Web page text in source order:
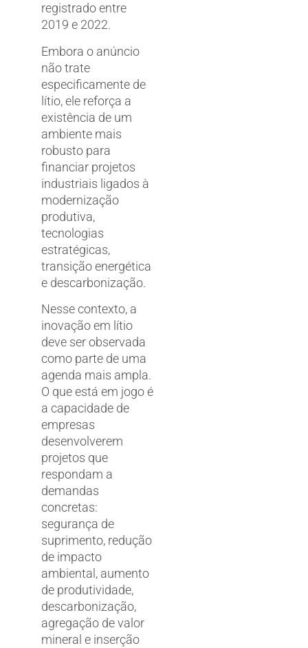
registrado entre
2019 e 2022.
Embora o anúncio
não trate
especificamente de
lítio, ele reforça a
existência de um
ambiente mais
robusto para
financiar projetos
industriais ligados à
modernização
produtiva,
tecnologias
estratégicas,
transição energética
e descarbonização.
Nesse contexto, a
inovação em lítio
deve ser observada
como parte de uma
agenda mais ampla.
O que está em jogo é
a capacidade de
empresas
desenvolverem
projetos que
respondam a
demandas
concretas:
segurança de
suprimento, redução
de impacto
ambiental, aumento
de produtividade,
descarbonização,
agregação de valor
mineral e inserção